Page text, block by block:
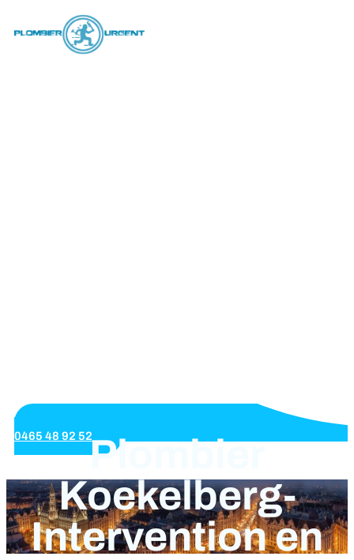
0465 48 92 52Plombier
Koekelberg-
Intervention en